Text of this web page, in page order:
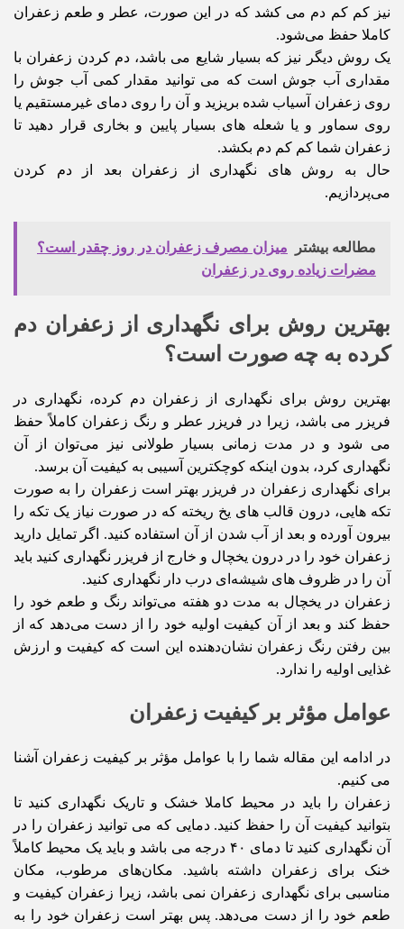
نیز کم کم دم می کشد که در این صورت، عطر و طعم زعفران
کاملا حفظ می‌شود.
یک روش دیگر نیز که بسیار شایع می باشد، دم کردن زعفران با
مقداری آب جوش است که می توانید مقدار کمی آب جوش را
روی زعفران آسیاب شده بریزید و آن را روی دمای غیرمستقیم یا
روی سماور و یا شعله های بسیار پایین و بخاری قرار دهید تا
زعفران شما کم کم دم بکشد.
حال به روش های نگهداری از زعفران بعد از دم کردن
می‌پردازیم.
مطالعه بیشتر
میزان مصرف زعفران در روز چقدر است؟
مضرات زیاده روی در زعفران
بهترین روش برای نگهداری از زعفران دم
کرده به چه صورت است؟
بهترین روش برای نگهداری از زعفران دم کرده، نگهداری در
فریزر می باشد، زیرا در فریزر عطر و رنگ زعفران کاملاً حفظ
می شود و در مدت زمانی بسیار طولانی نیز می‌توان از آن
نگهداری کرد، بدون اینکه کوچکترین آسیبی به کیفیت آن برسد.
برای نگهداری زعفران در فریزر بهتر است زعفران را به صورت
تکه هایی، درون قالب های یخ ریخته که در صورت نیاز یک تکه را
بیرون آورده و بعد از آب شدن از آن استفاده کنید. اگر تمایل دارید
زعفران خود را در درون یخچال و خارج از فریزر نگهداری کنید باید
آن را در ظروف های شیشه‌ای درب دار نگهداری کنید.
زعفران در یخچال به مدت دو هفته می‌تواند رنگ و طعم خود را
حفظ کند و بعد از آن کیفیت اولیه خود را از دست می‌دهد که از
بین رفتن رنگ زعفران نشان‌دهنده این است که کیفیت و ارزش
غذایی اولیه را ندارد.
عوامل مؤثر بر کیفیت زعفران
در ادامه این مقاله شما را با عوامل مؤثر بر کیفیت زعفران آشنا
می کنیم.
زعفران را باید در محیط کاملا خشک و تاریک نگهداری کنید تا
بتوانید کیفیت آن را حفظ کنید. دمایی که می توانید زعفران را در
آن نگهداری کنید تا دمای ۴۰ درجه می باشد و باید یک محیط کاملاً
خنک برای زعفران داشته باشید. مکان‌های مرطوب، مکان
مناسبی برای نگهداری زعفران نمی باشد، زیرا زعفران کیفیت و
طعم خود را از دست می‌دهد. پس بهتر است زعفران خود را به